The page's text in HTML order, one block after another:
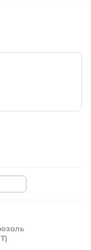
"жидкий
FK-80
с пищевым
OD Аэрозоль